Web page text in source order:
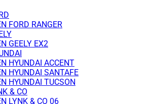
FORD RANGER
GEELY EX2
HYUNDAI ACCENT
HYUNDAI SANTAFE
HYUNDAI TUCSON
& CO
LYNK & CO 06